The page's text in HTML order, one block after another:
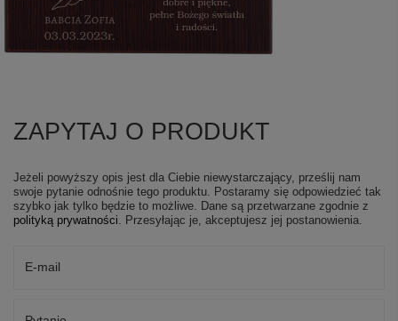
ZAPYTAJ O PRODUKT
Jeżeli powyższy opis jest dla Ciebie niewystarczający, prześlij nam
swoje pytanie odnośnie tego produktu. Postaramy się odpowiedzieć tak
szybko jak tylko będzie to możliwe. Dane są przetwarzane zgodnie z
polityką prywatności. Przesyłając je, akceptujesz jej postanowienia.
E-mail